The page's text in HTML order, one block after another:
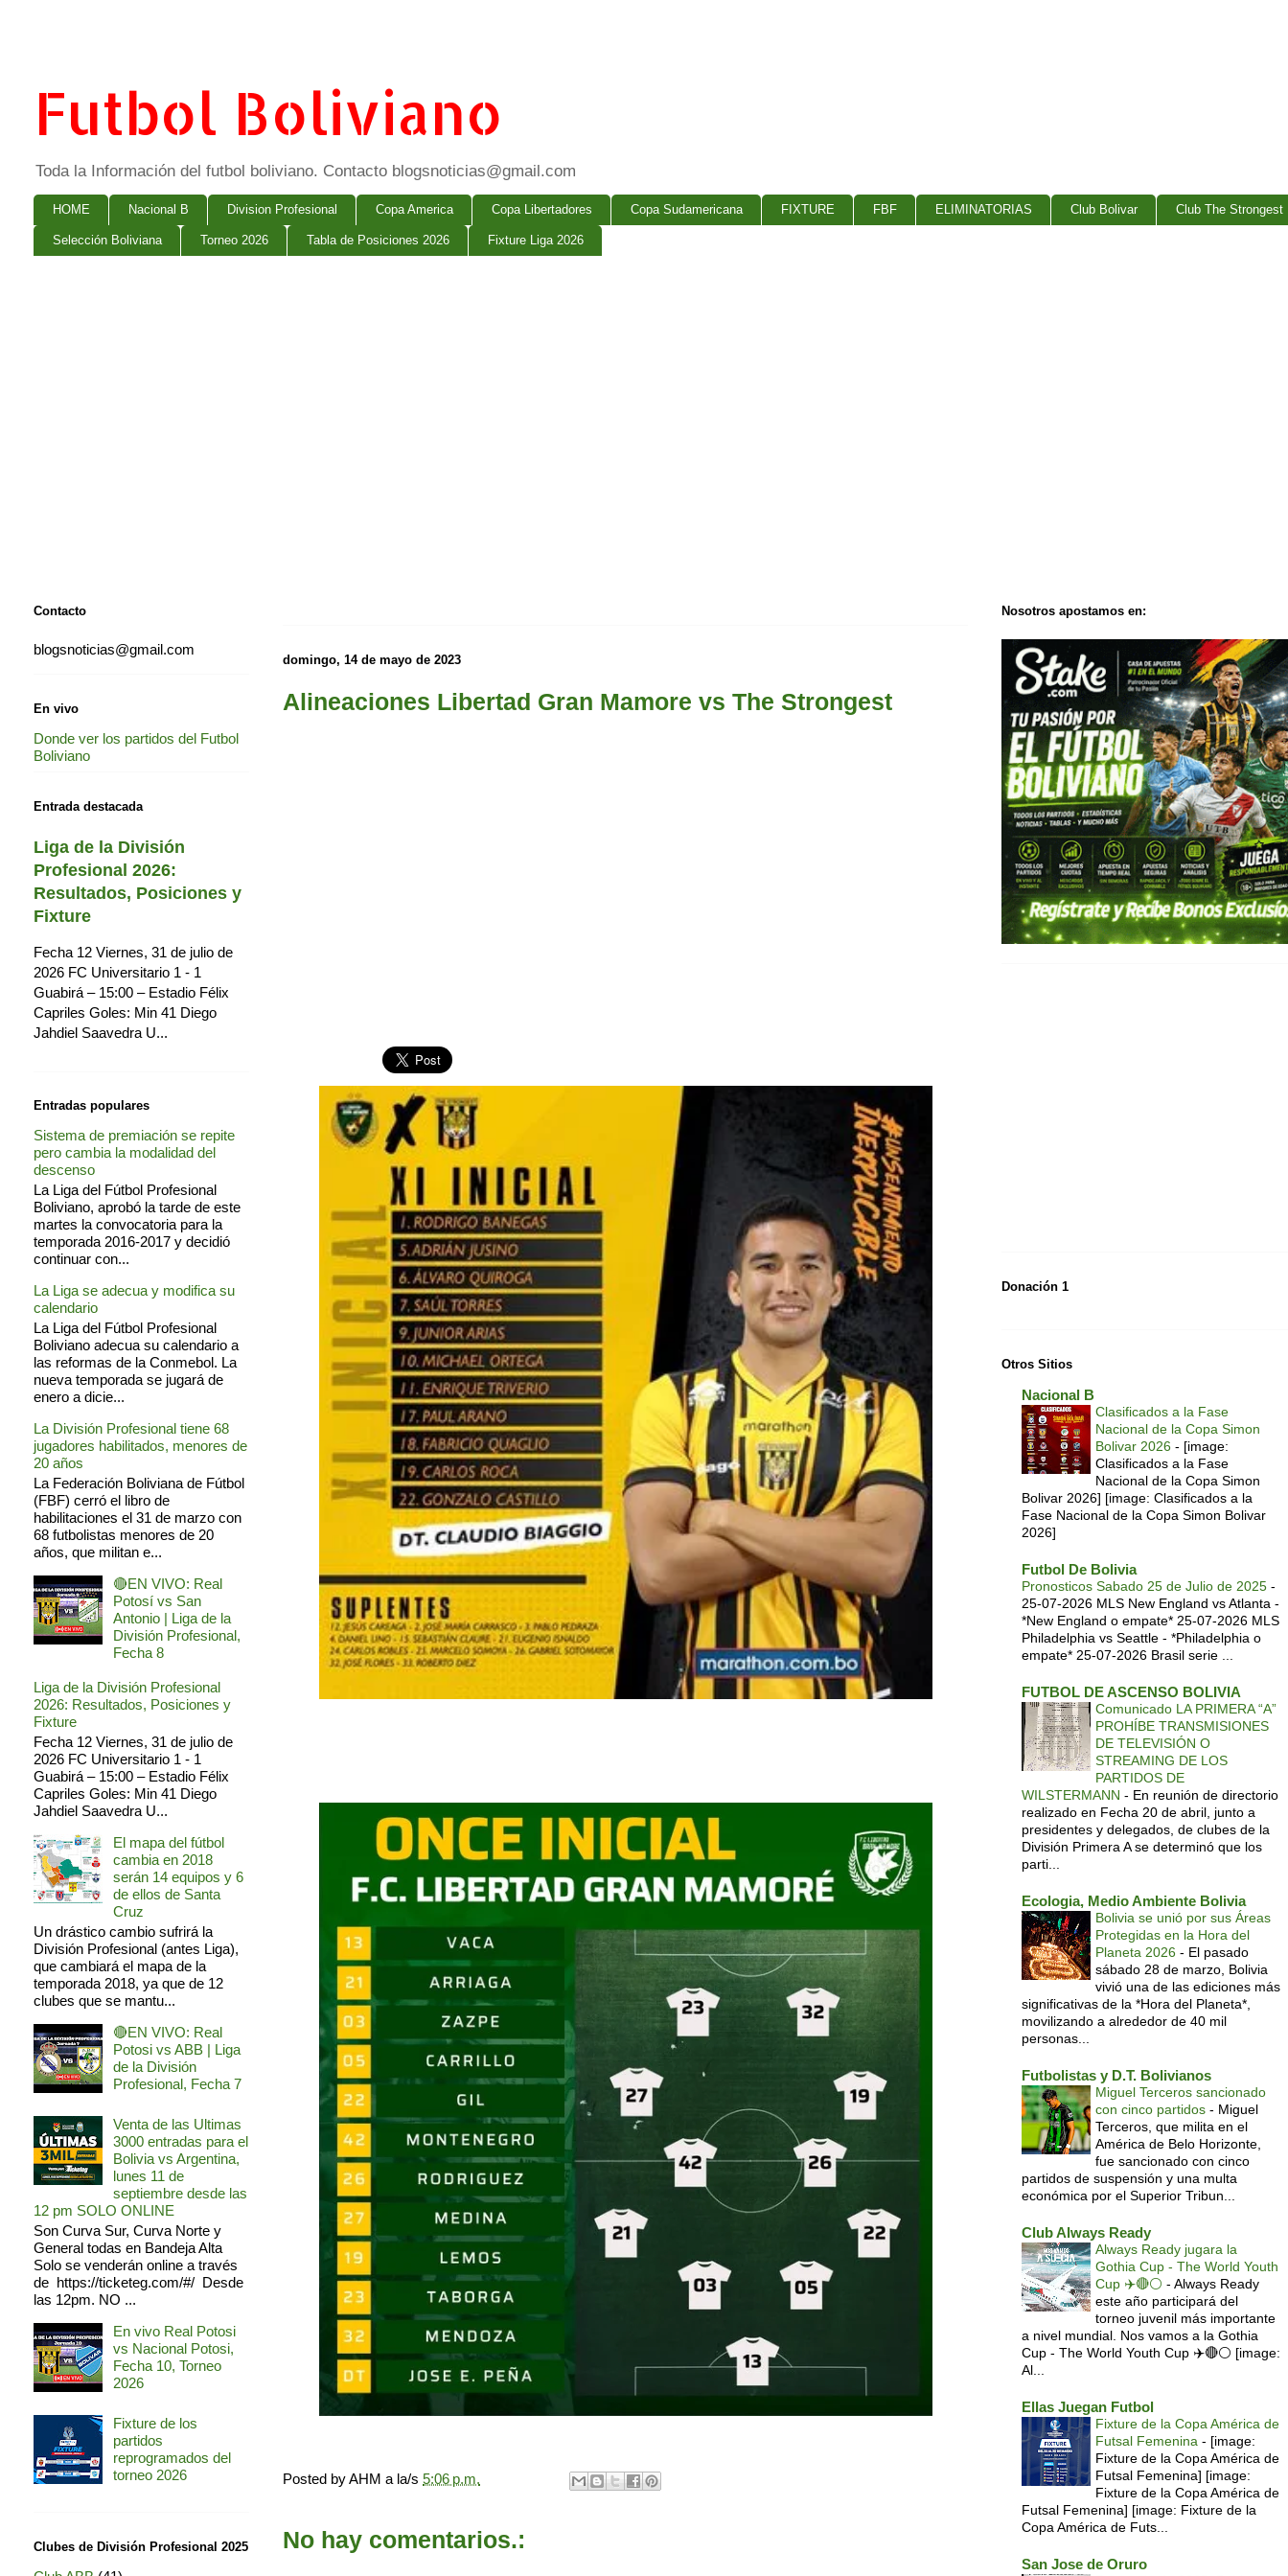
Futbol Boliviano
Toda la Información del futbol boliviano. Contacto blogsnoticias@gmail.com
HOME Nacional B Division Profesional Copa America Copa Libertadores Copa Sudamericana FIXTURE FBF ELIMINATORIAS Club Bolivar Club The Strongest
Selección Boliviana Torneo 2026 Tabla de Posiciones 2026 Fixture Liga 2026
domingo, 14 de mayo de 2023
Alineaciones Libertad Gran Mamore vs The Strongest
Posted byAHM a la/s 5:06 p.m.
No hay comentarios.:
Contacto
blogsnoticias@gmail.com
En vivo
Donde ver los partidos del Futbol
Boliviano
Entrada destacada
Liga de la División
Profesional 2026:
Resultados, Posiciones y
Fixture
Fecha 12 Viernes, 31 de julio de
2026 FC Universitario 1 - 1
Guabirá – 15:00 – Estadio Félix
Capriles Goles: Min 41 Diego
Jahdiel Saavedra U...
Entradas populares
Sistema de premiación se repite
pero cambia la modalidad del
descenso
La Liga del Fútbol Profesional
Boliviano, aprobó la tarde de este
martes la convocatoria para la
temporada 2016-2017 y decidió
continuar con...
La Liga se adecua y modifica su
calendario
La Liga del Fútbol Profesional
Boliviano adecua su calendario a
las reformas de la Conmebol. La
nueva temporada se jugará de
enero a dicie...
La División Profesional tiene 68
jugadores habilitados, menores de
20 años
La Federación Boliviana de Fútbol
(FBF) cerró el libro de
habilitaciones el 31 de marzo con
68 futbolistas menores de 20
años, que militan e...
🔴EN VIVO: Real
Potosí vs San
Antonio | Liga de la
División Profesional,
Fecha 8
Liga de la División Profesional
2026: Resultados, Posiciones y
Fixture
Fecha 12 Viernes, 31 de julio de
2026 FC Universitario 1 - 1
Guabirá – 15:00 – Estadio Félix
Capriles Goles: Min 41 Diego
Jahdiel Saavedra U...
El mapa del fútbol
cambia en 2018
serán 14 equipos y 6
de ellos de Santa
Cruz
Un drástico cambio sufrirá la
División Profesional (antes Liga),
que cambiará el mapa de la
temporada 2018, ya que de 12
clubes que se mantu...
🔴EN VIVO: Real
Potosi vs ABB | Liga
de la División
Profesional, Fecha 7
Venta de las Ultimas
3000 entradas para el
Bolivia vs Argentina,
lunes 11 de
septiembre desde las
12 pm SOLO ONLINE
Son Curva Sur, Curva Norte y
General todas en Bandeja Alta
Solo se venderán online a través
de https://ticketeg.com/#/ Desde
las 12pm. NO ...
En vivo Real Potosi
vs Nacional Potosi,
Fecha 10, Torneo
2026
Fixture de los
partidos
reprogramados del
torneo 2026
Clubes de División Profesional 2025
Nosotros apostamos en:
Donación 1
Otros Sitios
Nacional B
Clasificados a la Fase
Nacional de la Copa Simon
Bolivar 2026 - [image:
Clasificados a la Fase
Nacional de la Copa Simon
Bolivar 2026] [image: Clasificados a la
Fase Nacional de la Copa Simon Bolivar
2026]
Futbol De Bolivia
Pronosticos Sabado 25 de Julio de 2025 -
25-07-2026 MLS New England vs Atlanta -
*New England o empate* 25-07-2026 MLS
Philadelphia vs Seattle - *Philadelphia o
empate* 25-07-2026 Brasil serie ...
FUTBOL DE ASCENSO BOLIVIA
Comunicado LA PRIMERA “A”
PROHÍBE TRANSMISIONES
DE TELEVISIÓN O
STREAMING DE LOS
PARTIDOS DE
WILSTERMANN - En reunión de directorio
realizado en Fecha 20 de abril, junto a
presidentes y delegados, de clubes de la
División Primera A se determinó que los
parti...
Ecologia, Medio Ambiente Bolivia
Bolivia se unió por sus Áreas
Protegidas en la Hora del
Planeta 2026 - El pasado
sábado 28 de marzo, Bolivia
vivió una de las ediciones más
significativas de la *Hora del Planeta*,
movilizando a alrededor de 40 mil
personas...
Futbolistas y D.T. Bolivianos
Miguel Terceros sancionado
con cinco partidos - Miguel
Terceros, que milita en el
América de Belo Horizonte,
fue sancionado con cinco
partidos de suspensión y una multa
económica por el Superior Tribun...
Club Always Ready
Always Ready jugara la
Gothia Cup - The World Youth
Cup ✈️🔴⚪️ - Always Ready
este año participará del
torneo juvenil más importante
a nivel mundial. Nos vamos a la Gothia
Cup - The World Youth Cup ✈️🔴⚪️ [image:
Al...
Ellas Juegan Futbol
Fixture de la Copa América de
Futsal Femenina - [image:
Fixture de la Copa América de
Futsal Femenina] [image:
Fixture de la Copa América de
Futsal Femenina] [image: Fixture de la
Copa América de Futs...
San Jose de Oruro